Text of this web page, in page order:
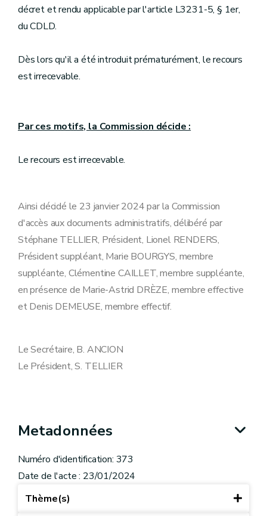
décret et rendu applicable par l'article L3231-5, § 1er,
du CDLD.
Dès lors qu'il a été introduit prématurément, le recours
est irrecevable.
Par ces motifs, la Commission décide :
Le recours est irrecevable.
Ainsi décidé le 23 janvier 2024 par la Commission
d'accès aux documents administratifs, délibéré par
Stéphane TELLIER, Président, Lionel RENDERS,
Président suppléant, Marie BOURGYS, membre
suppléante, Clémentine CAILLET, membre suppléante,
en présence de Marie-Astrid DRÈZE, membre effective
et Denis DEMEUSE, membre effectif.
Le Secrétaire, B. ANCION
Le Président, S. TELLIER
Metadonnées
Numéro d'identification: 373
Date de l'acte : 23/01/2024
Thème(s)